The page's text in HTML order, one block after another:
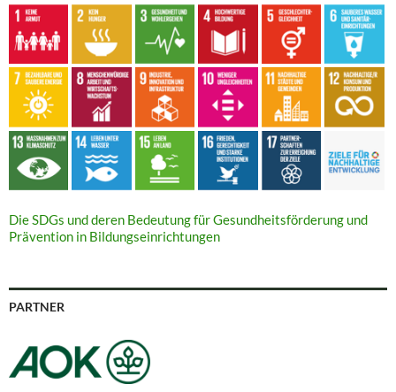
Die SDGs und deren Bedeutung für Gesundheitsförderung und
Prävention in Bildungseinrichtungen
PARTNER